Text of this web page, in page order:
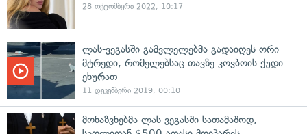
28 ოქტომბერი 2022, 10:17
ლას-ვეგასში გამვლელებმა გადაიღეს ორი
მტრედი, რომელებსაც თავზე კოვბოის ქუდი
ეხურათ
11 დეკემბერი 2019, 00:10
მონაზვნებმა ლას-ვეგასში სათამაშოდ,